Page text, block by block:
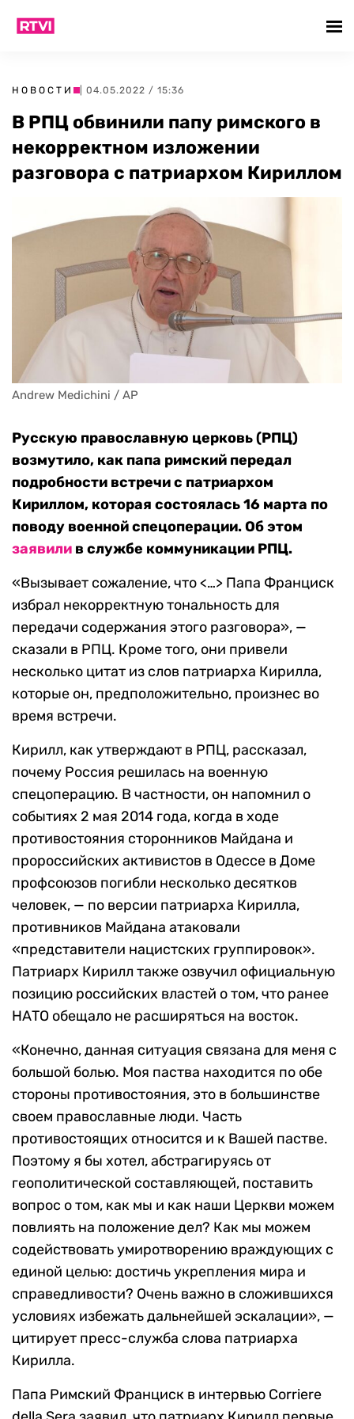
НОВОСТИ | 04.05.2022 / 15:36
В РПЦ обвинили папу римского в
некорректном изложении
разговора с патриархом Кириллом
Andrew Medichini / AP
Русскую православную церковь (РПЦ)
возмутило, как папа римский передал
подробности встречи с патриархом
Кириллом, которая состоялась 16 марта по
поводу военной спецоперации. Об этом
заявили в службе коммуникации РПЦ.
«Вызывает сожаление, что <…> Папа Франциск
избрал некорректную тональность для
передачи содержания этого разговора», —
сказали в РПЦ. Кроме того, они привели
несколько цитат из слов патриарха Кирилла,
которые он, предположительно, произнес во
время встречи.
Кирилл, как утверждают в РПЦ, рассказал,
почему Россия решилась на военную
спецоперацию. В частности, он напомнил о
событиях 2 мая 2014 года, когда в ходе
противостояния сторонников Майдана и
пророссийских активистов в Одессе в Доме
профсоюзов погибли несколько десятков
человек, — по версии патриарха Кирилла,
противников Майдана атаковали
«представители нацистских группировок».
Патриарх Кирилл также озвучил официальную
позицию российских властей о том, что ранее
НАТО обещало не расширяться на восток.
«Конечно, данная ситуация связана для меня с
большой болью. Моя паства находится по обе
стороны противостояния, это в большинстве
своем православные люди. Часть
противостоящих относится и к Вашей пастве.
Поэтому я бы хотел, абстрагируясь от
геополитической составляющей, поставить
вопрос о том, как мы и как наши Церкви можем
повлиять на положение дел? Как мы можем
содействовать умиротворению враждующих с
единой целью: достичь укрепления мира и
справедливости? Очень важно в сложившихся
условиях избежать дальнейшей эскалации», —
цитирует пресс-служба слова патриарха
Кирилла.
Папа Римский Франциск в интервью Corriere